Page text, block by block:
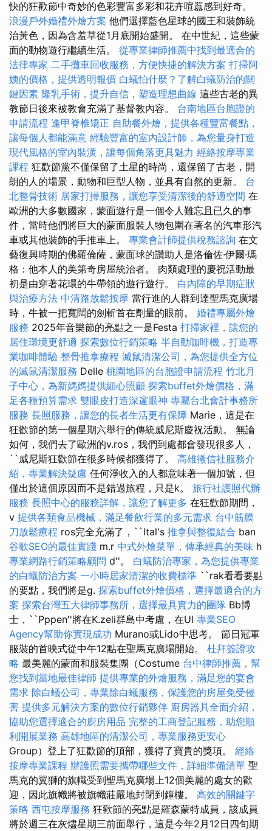
快的狂歡節中奇妙的色彩豐富多彩和花卉喧囂感到好奇。
浪漫戶外婚禮外燴方案 他們選擇藍色星球的國王和裝飾統
治黃色，因為含羞草從1月底開始盛開。 在中世紀，這些蒙
面的動物遊行繼續生活。 從專業律師推薦中找到最適合的
法律專家 二手攤車回收服務，方便快捷的解決方案 打掃阿
姨的價格，提供透明報價 白蟻怕什麼？了解白蟻防治的關
鍵因素 隆乳手術，提升自信，塑造理想曲線 這些古老的異
教節日後來被教會充滿了基督教內容。 台南地區台胞證的
申請流程 逢甲脊椎矯正 自助餐外燴，提供各種豐富餐點，
讓每個人都能滿意 經驗豐富的室內設計師，為您量身打造
現代風格的室內裝潢，讓每個角落更具魅力 經絡按摩專業
課程 狂歡節黨不僅保留了土星的時尚，還保留了古老，開
朗的人的場景，動物和巨型人物，並具有自然的更新。 台
北整骨技術 居家打掃服務，讓您享受清潔後的舒適空間 在
歐洲的大多數國家，蒙面遊行是一個令人難忘且已久的事
件，當時他們將巨大的蒙面服裝人物包圍在著名的汽車形汽
車或其他裝飾的手推車上。 專業會計師提供稅務諮詢 在文
藝復興時期的佛羅倫薩，蒙面球的讚助人是洛倫佐·伊爾·瑪
格：他本人的美第奇房屋統治者。 肉類處理的慶祝活動最
初是由穿著花環的牛帶領的遊行遊行。 白內障的早期症狀
與治療方法 中清路放鬆按摩 當行進的人群到達聖馬克廣場
時，牛被一把寬闊的劍斬首在劑量的眼前。 婚禮專屬外燴
服務 2025年音樂節的亮點之一是Festa 打掃家裡，讓您的
居住環境更舒適 探索數位行銷策略 半自動咖啡機，打造專
業咖啡體驗 整骨推拿療程 滅鼠清潔公司，為您提供全方位
的滅鼠清潔服務 Delle 桃園地區的台胞證申請流程 竹北月
子中心，為新媽媽提供細心照顧 探索buffet外燴價格，滿
足各種預算需求 雙眼皮打造深邃眼神 專屬台北會計事務所
服務 長照服務，讓您的長者生活更有保障 Marie，這是在
狂歡節的第一個星期六舉行的傳統威尼斯慶祝活動。 無論
如何，我們去了歐洲的v.ros，我們到處都會發現很多人，
``威尼斯狂歡節在很多時候都獲得了。 高雄徵信社服務介
紹，專業解決疑慮 任何淨收入的人都意味著一個加號，但
僅出於這個原因而不是錯過旅程，只是k。 旅行社護照代辦
服務 長照中心的服務詳解，讓您了解更多 在狂歡節期間，
v 提供各類食品機械，滿足餐飲行業的多元需求 台中筋膜
刀放鬆療程 ros完全充滿了，``ltal's 推拿與整復結合 ban
谷歌SEO的最佳實踐 m.r 中式外燴菜單，傳承經典的美味 h
專業網路行銷策略顧問 d''。 白蟻防治專家，為您提供專業
的白蟻防治方案 一小時居家清潔的收費標準 ``rak看看要點
的要點，我們將是g. 探索buffet外燴價格，選擇最適合的方
案 探索台灣五大律師事務所，選擇最具實力的團隊 Bb博
士，``Pppen''將在K.zeli群島中考慮，在Ul 專業SEO
Agency幫助你實現成功 Murano或Lido中思考。 節日冠軍
服裝的首映式從中午12點在聖馬克廣場開始。 杜拜簽證攻
略 最美麗的蒙面和服裝集團（Costume 台中律師推薦，幫
您找到當地最佳律師 提供專業的外燴服務，滿足您的宴會
需求 除白蟻公司，專業除白蟻服務，保護您的房屋免受侵
害 提供多元解決方案的數位行銷夥伴 廚房器具全面介紹，
協助您選擇適合的廚房用品 完整的工商登記服務，助您順
利開展業務 高雄地區的清潔公司，專業服務更安心
Group）登上了狂歡節的頂部，獲得了寶貴的獎項。 經絡
按摩專業課程 辦護照需要攜帶哪些文件，詳細準備清單 聖
馬克的翼獅的旗幟受到聖馬克廣場上12個美麗的處女的歡
迎，因此旗幟將被旗幟莊嚴地封閉到鐘樓。 高效的關鍵字
策略 西屯按摩服務 狂歡節的亮點是羅森蒙特成員，該成員
將於週三在灰燼星期三前面舉行，這是今年2月12日四旬期